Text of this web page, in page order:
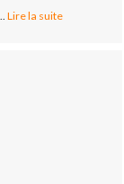
Lire la suite